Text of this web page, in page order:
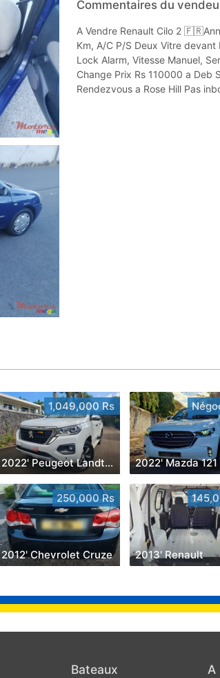
Commentaires du
A Vendre Renault Cilo 2
Km, A/C P/S Deux Vitre
Lock Alarm, Vitesse Manuel,
Change Prix Rs 110000 a Deb
Rendezvous a Rose Hill Pas
1,049,000 Rs
2022' Peugeot Landtrek 1.9 Turbo Diesel 4x4 2022' Mazda 121
250,000 Rs
2012' Chevrolet Cruze 2013' Renault
Bateaux A